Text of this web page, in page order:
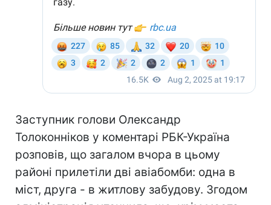
Заступник голови Олександр
Толоконніков у коментарі РБК-Україна
розповів, що загалом вчора в цьому
районі прилетіли дві авіабомби: одна в
міст, друга - в житлову забудову. Згодом